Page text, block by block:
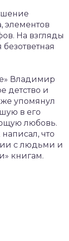
элементов
На взгляды
Владимир
детство и
упомянул
в его
любовь.
что
с людьми и
книгам.